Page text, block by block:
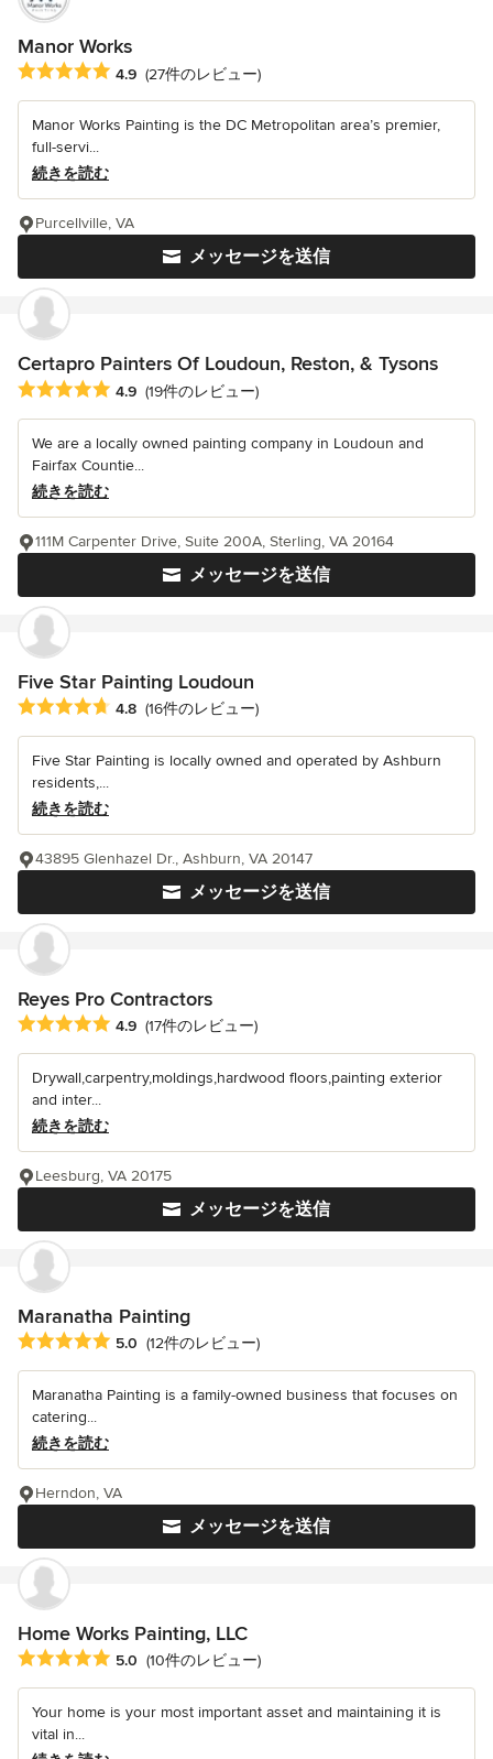
Manor Works
平均評価：5つ星中 星4.9
4.9 (27件のレビュー)
Manor Works Painting is the DC Metropolitan area’s premier,
full-servi...
続きを読む
メッセージを送信
Purcellville, VA
Certapro Painters Of Loudoun, Reston, & Tysons
平均評価：5つ星中 星4.9
4.9 (19件のレビュー)
We are a locally owned painting company in Loudoun and
Fairfax Countie...
続きを読む
メッセージを送信
111M Carpenter Drive, Suite 200A, Sterling, VA 20164
Five Star Painting Loudoun
平均評価：5つ星中 星4.8
4.8 (16件のレビュー)
Five Star Painting is locally owned and operated by Ashburn
residents,...
続きを読む
メッセージを送信
43895 Glenhazel Dr., Ashburn, VA 20147
Reyes Pro Contractors
平均評価：5つ星中 星4.9
4.9 (17件のレビュー)
Drywall,carpentry,moldings,hardwood floors,painting exterior
and inter...
続きを読む
メッセージを送信
Leesburg, VA 20175
Maranatha Painting
平均評価：5つ星中 星5
5.0 (12件のレビュー)
Maranatha Painting is a family-owned business that focuses on
catering...
続きを読む
メッセージを送信
Herndon, VA
Home Works Painting, LLC
平均評価：5つ星中 星5
5.0 (10件のレビュー)
Your home is your most important asset and maintaining it is
vital in...